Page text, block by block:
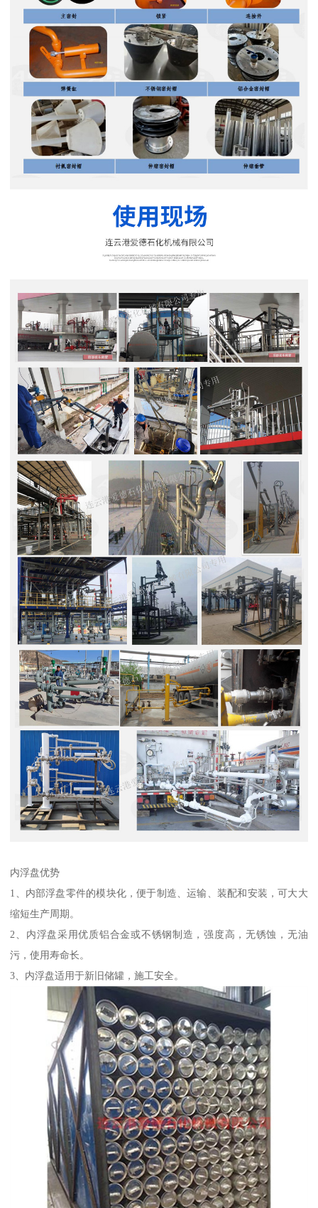
内浮盘优势
1、内部浮盘零件的模块化，便于制造、运输、装配和安装，可大大
缩短生产周期。
2、内浮盘采用优质铝合金或不锈钢制造，强度高，无锈蚀，无油
污，使用寿命长。
3、内浮盘适用于新旧储罐，施工安全。